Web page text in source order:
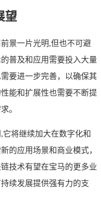
望
景一片光明,但也不可避
普及和应用需要投入大量
要进一步完善，以确保其
能和扩展性也需要不断提
。
将继续加大在数字化和
的应用场景和商业模式，
技术有望在宝马的更多业
续发展提供强有力的支